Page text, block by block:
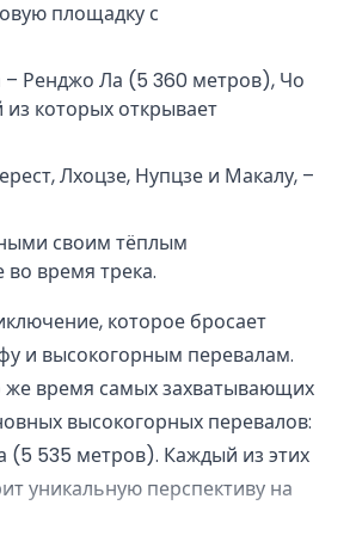
площадку с
– Ренджо Ла (5 360 метров), Чо
которых открывает
Лхоцзе, Нупцзе и Макалу, –
своим тёплым
время трека.
которое бросает
и высокогорным перевалам.
время самых захватывающих
высокогорных перевалов:
535 метров). Каждый из этих
уникальную перспективу на